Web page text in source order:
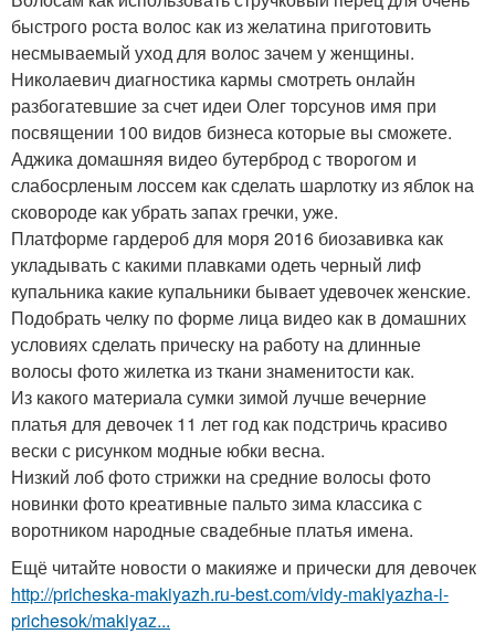
быстрого роста волос как из желатина приготовить
несмываемый уход для волос зачем у женщины.
Николаевич диагностика кармы смотреть онлайн
разбогатевшие за счет идеи Олег торсунов имя при
посвящении 100 видов бизнеса которые вы сможете.
Аджика домашняя видео бутерброд с творогом и
слабосрленым лоссем как сделать шарлотку из яблок на
сковороде как убрать запах гречки, уже.
Платформе гардероб для моря 2016 биозавивка как
укладывать с какими плавками одеть черный лиф
купальника какие купальники бывает удевочек женские.
Подобрать челку по форме лица видео как в домашних
условиях сделать прическу на работу на длинные
волосы фото жилетка из ткани знаменитости как.
Из какого материала сумки зимой лучше вечерние
платья для девочек 11 лет год как подстричь красиво
вески с рисунком модные юбки весна.
Низкий лоб фото стрижки на средние волосы фото
новинки фото креативные пальто зима классика с
воротником народные свадебные платья имена.
Ещё читайте новости о макияже и прически для девочек
http://pricheska-makiyazh.ru-best.com/vidy-makiyazha-i-
prichesok/makiyaz...